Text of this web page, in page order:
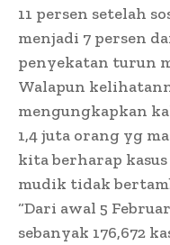
11 persen setelah
menjadi 7 persen
penyekatan turun
Walapun
mengungkapkan
1,4 juta orang yg
kita berharap
mudik tidak
“Dari awal 5
sebanyak 176,672